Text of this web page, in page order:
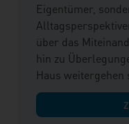
Eigentümer,
über das
hin zu
Haus weitergehen